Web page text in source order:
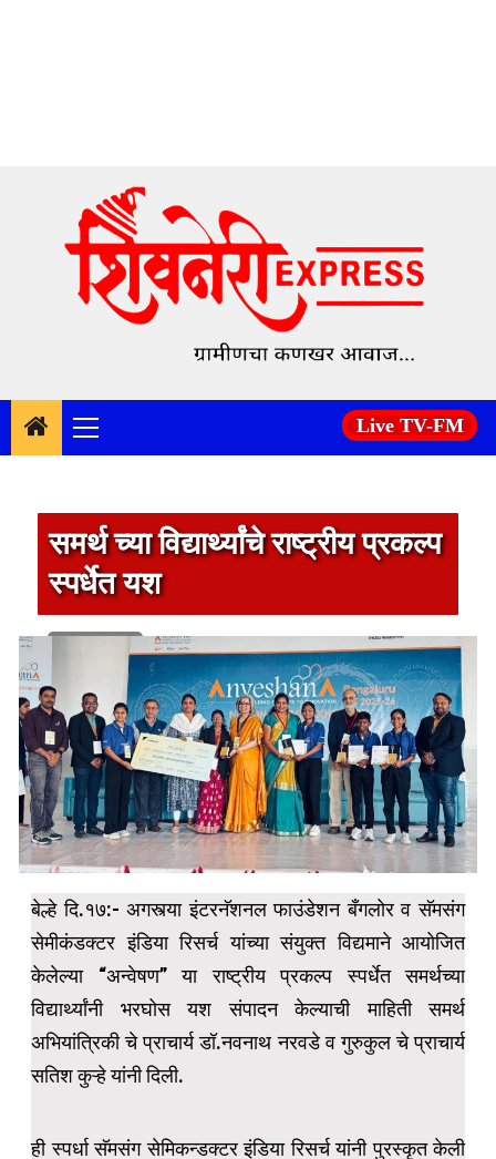
content
Primary
Menu
Live TV-FM
समर्थ च्या विद्यार्थ्यांचे राष्ट्रीय प्रकल्प
स्पर्धेत यश
बेल्हे दि.१७:- अगस्त्या इंटरनॅशनल फाउंडेशन बँगलोर व सॅमसंग
सेमीकंडक्टर इंडिया रिसर्च यांच्या संयुक्त विद्यमाने आयोजित
केलेल्या “अन्वेषण” या राष्ट्रीय प्रकल्प स्पर्धेत समर्थच्या
विद्यार्थ्यांनी भरघोस यश संपादन केल्याची माहिती समर्थ
अभियांत्रिकी चे प्राचार्य डॉ.नवनाथ नरवडे व गुरुकुल चे प्राचार्य
सतिश कुऱ्हे यांनी दिली.
ही स्पर्धा सॅमसंग सेमिकन्डक्टर इंडिया रिसर्च यांनी पुरस्कृत केली